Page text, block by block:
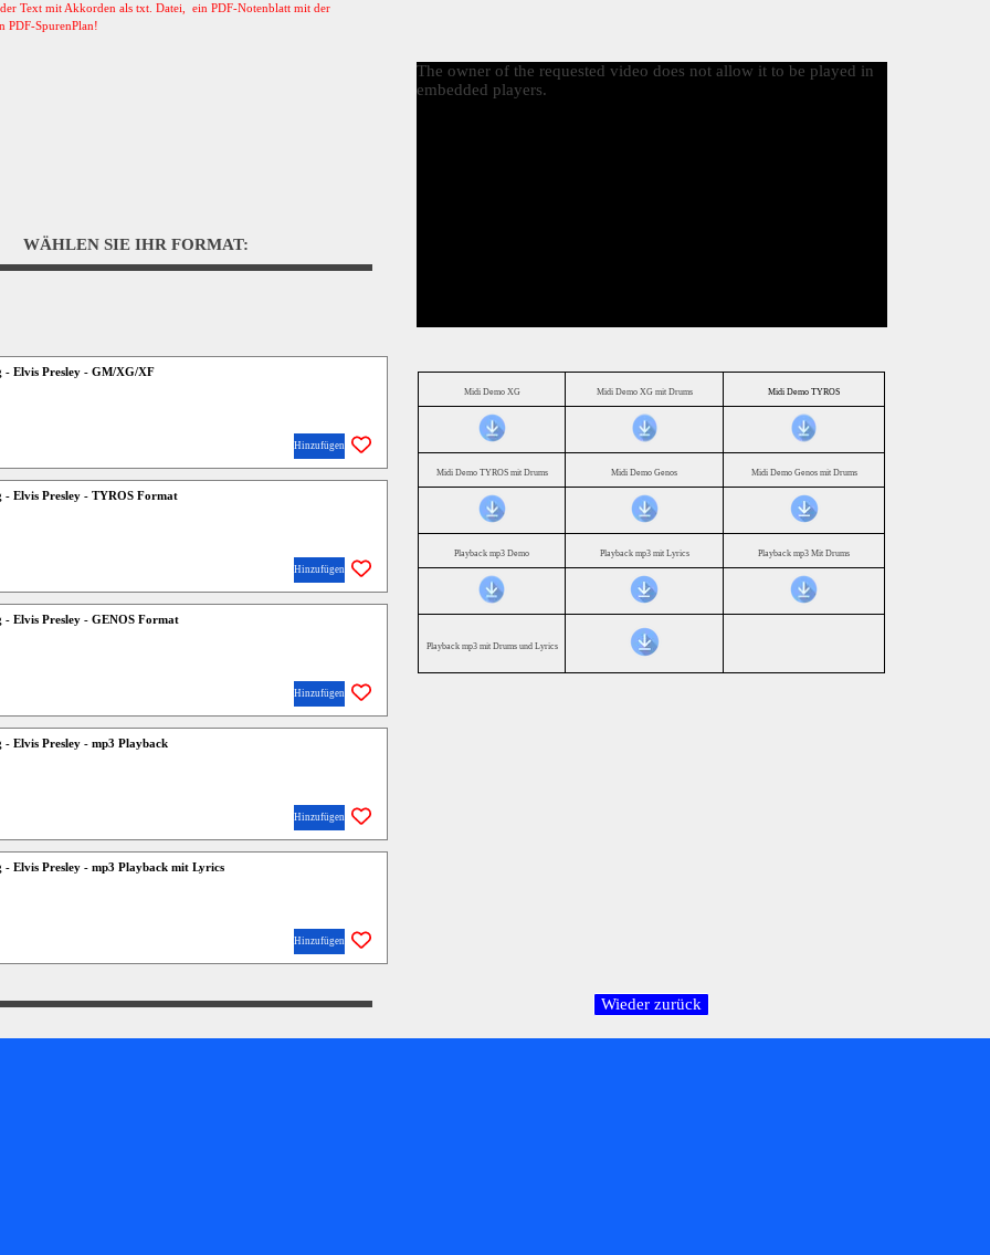
Text mit Akkorden als txt. Datei, ein PDF-Notenblatt mit der
PDF-SpurenPlan!
WÄHLEN SIE IHR FORMAT:
The owner of the requested video does not allow it to be played in
embedded players.
Elvis Presley - GM/XG/XF
Hinzufügen
Elvis Presley - TYROS Format
Hinzufügen
Elvis Presley - GENOS Format
Hinzufügen
Elvis Presley - mp3 Playback
Hinzufügen
Elvis Presley - mp3 Playback mit Lyrics
Hinzufügen
Midi Demo XG Midi Demo XG mit Drums Midi Demo TYROS
Midi Demo TYROS mit Drums Midi Demo Genos Midi Demo Genos mit Drums
Playback mp3 Demo Playback mp3 mit Lyrics Playback mp3 Mit Drums
Playback mp3 mit Drums und Lyrics